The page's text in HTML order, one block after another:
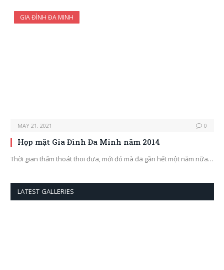
GIA ĐÌNH ĐA MINH
MAY 21, 2021 0
Họp mặt Gia Đình Đa Minh năm 2014
Thời gian thấm thoát thoi đưa, mới đó mà đã gần hết một năm nữa…
LATEST GALLERIES